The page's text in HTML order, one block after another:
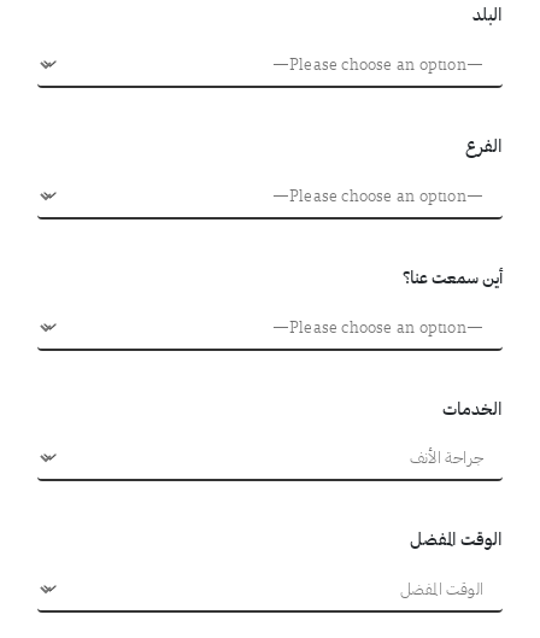
البلد
الفرع
أين سمعت عنا؟
الخدمات
الوقت المفضل